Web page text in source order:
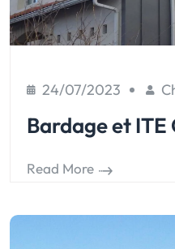
24/07/2023
Bardage et ITE
Read More